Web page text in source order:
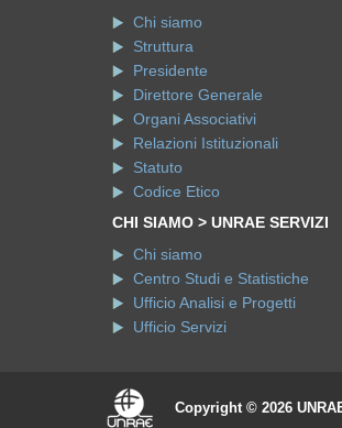
Chi siamo
Struttura
Presidente
Direttore Generale
Organi Associativi
Relazioni Istituzionali
Statuto
Codice Etico
CHI SIAMO > UNRAE SERVIZI
Chi siamo
Centro Studi e Statistiche
Ufficio Analisi e Progetti
Ufficio Servizi
Copyright © 2026